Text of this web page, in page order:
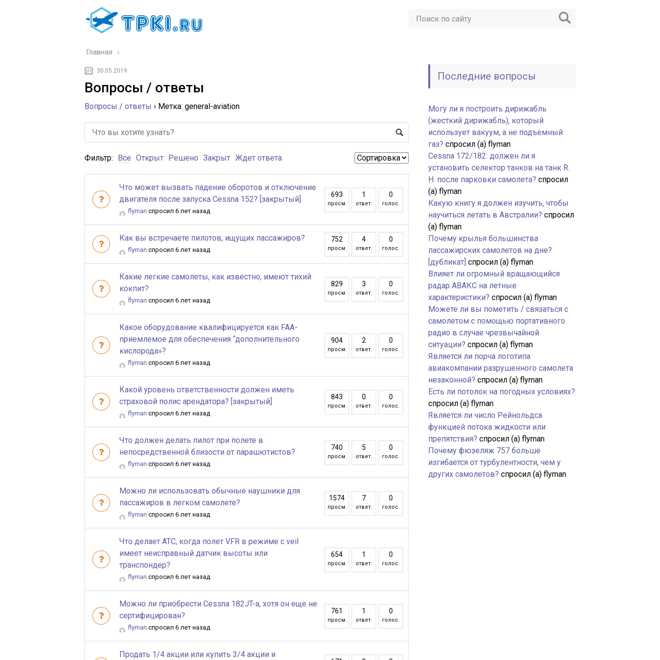
Главная
30.05.2019
Вопросы / ответы
Вопросы / ответы › Метка: general-aviation
Фильтр: Все Открыт Решено Закрыт Ждет ответа
Что может вызвать падение оборотов и отключение
двигателя после запуска Cessna 152? [закрытый]
flyman спросил 6 лет назад
693
просм.
1
ответ.
0
голос.
Как вы встречаете пилотов, ищущих пассажиров?
flyman спросил 6 лет назад
752
просм.
4
ответ.
0
голос.
Какие легкие самолеты, как известно, имеют тихий
кокпит?
flyman спросил 6 лет назад
829
просм.
3
ответ.
0
голос.
Какое оборудование квалифицируется как FAA-
приемлемое для обеспечения “дополнительного
кислорода»?
flyman спросил 6 лет назад
904
просм.
2
ответ.
0
голос.
Какой уровень ответственности должен иметь
страховой полис арендатора? [закрытый]
flyman спросил 6 лет назад
843
просм.
0
ответ.
0
голос.
Что должен делать пилот при полете в
непосредственной близости от парашютистов?
flyman спросил 6 лет назад
740
просм.
5
ответ.
0
голос.
Можно ли использовать обычные наушники для
пассажиров в легком самолете?
flyman спросил 6 лет назад
1574
просм.
7
ответ.
0
голос.
Что делает ATC, когда полет VFR в режиме c veil
имеет неисправный датчик высоты или
транспондер?
flyman спросил 6 лет назад
654
просм.
1
ответ.
0
голос.
Можно ли приобрести Cessna 182JT-a, хотя он еще не
сертифицирован?
flyman спросил 6 лет назад
761
просм.
1
ответ.
0
голос.
Продать 1/4 акции или купить 3/4 акции и
Последние вопросы
Могу ли я построить дирижабль
(жесткий дирижабль), который
использует вакуум, а не подъемный
газ? спросил (а) flyman
Cessna 172/182: должен ли я
установить селектор танков на танк R.
H. после парковки самолета? спросил
(а) flyman
Какую книгу я должен изучить, чтобы
научиться летать в Австралии? спросил
(а) flyman
Почему крылья большинства
пассажирских самолетов на дне?
[дубликат] спросил (а) flyman
Влияет ли огромный вращающийся
радар АВАКС на летные
характеристики? спросил (а) flyman
Можете ли вы пометить / связаться с
самолетом с помощью портативного
радио в случае чрезвычайной
ситуации? спросил (а) flyman
Является ли порча логотипа
авиакомпании разрушенного самолета
незаконной? спросил (а) flyman
Есть ли потолок на погодных условиях?
спросил (а) flyman
Является ли число Рейнольдса
функцией потока жидкости или
препятствия? спросил (а) flyman
Почему фюзеляж 757 больше
изгибается от турбулентности, чем у
других самолетов? спросил (а) flyman